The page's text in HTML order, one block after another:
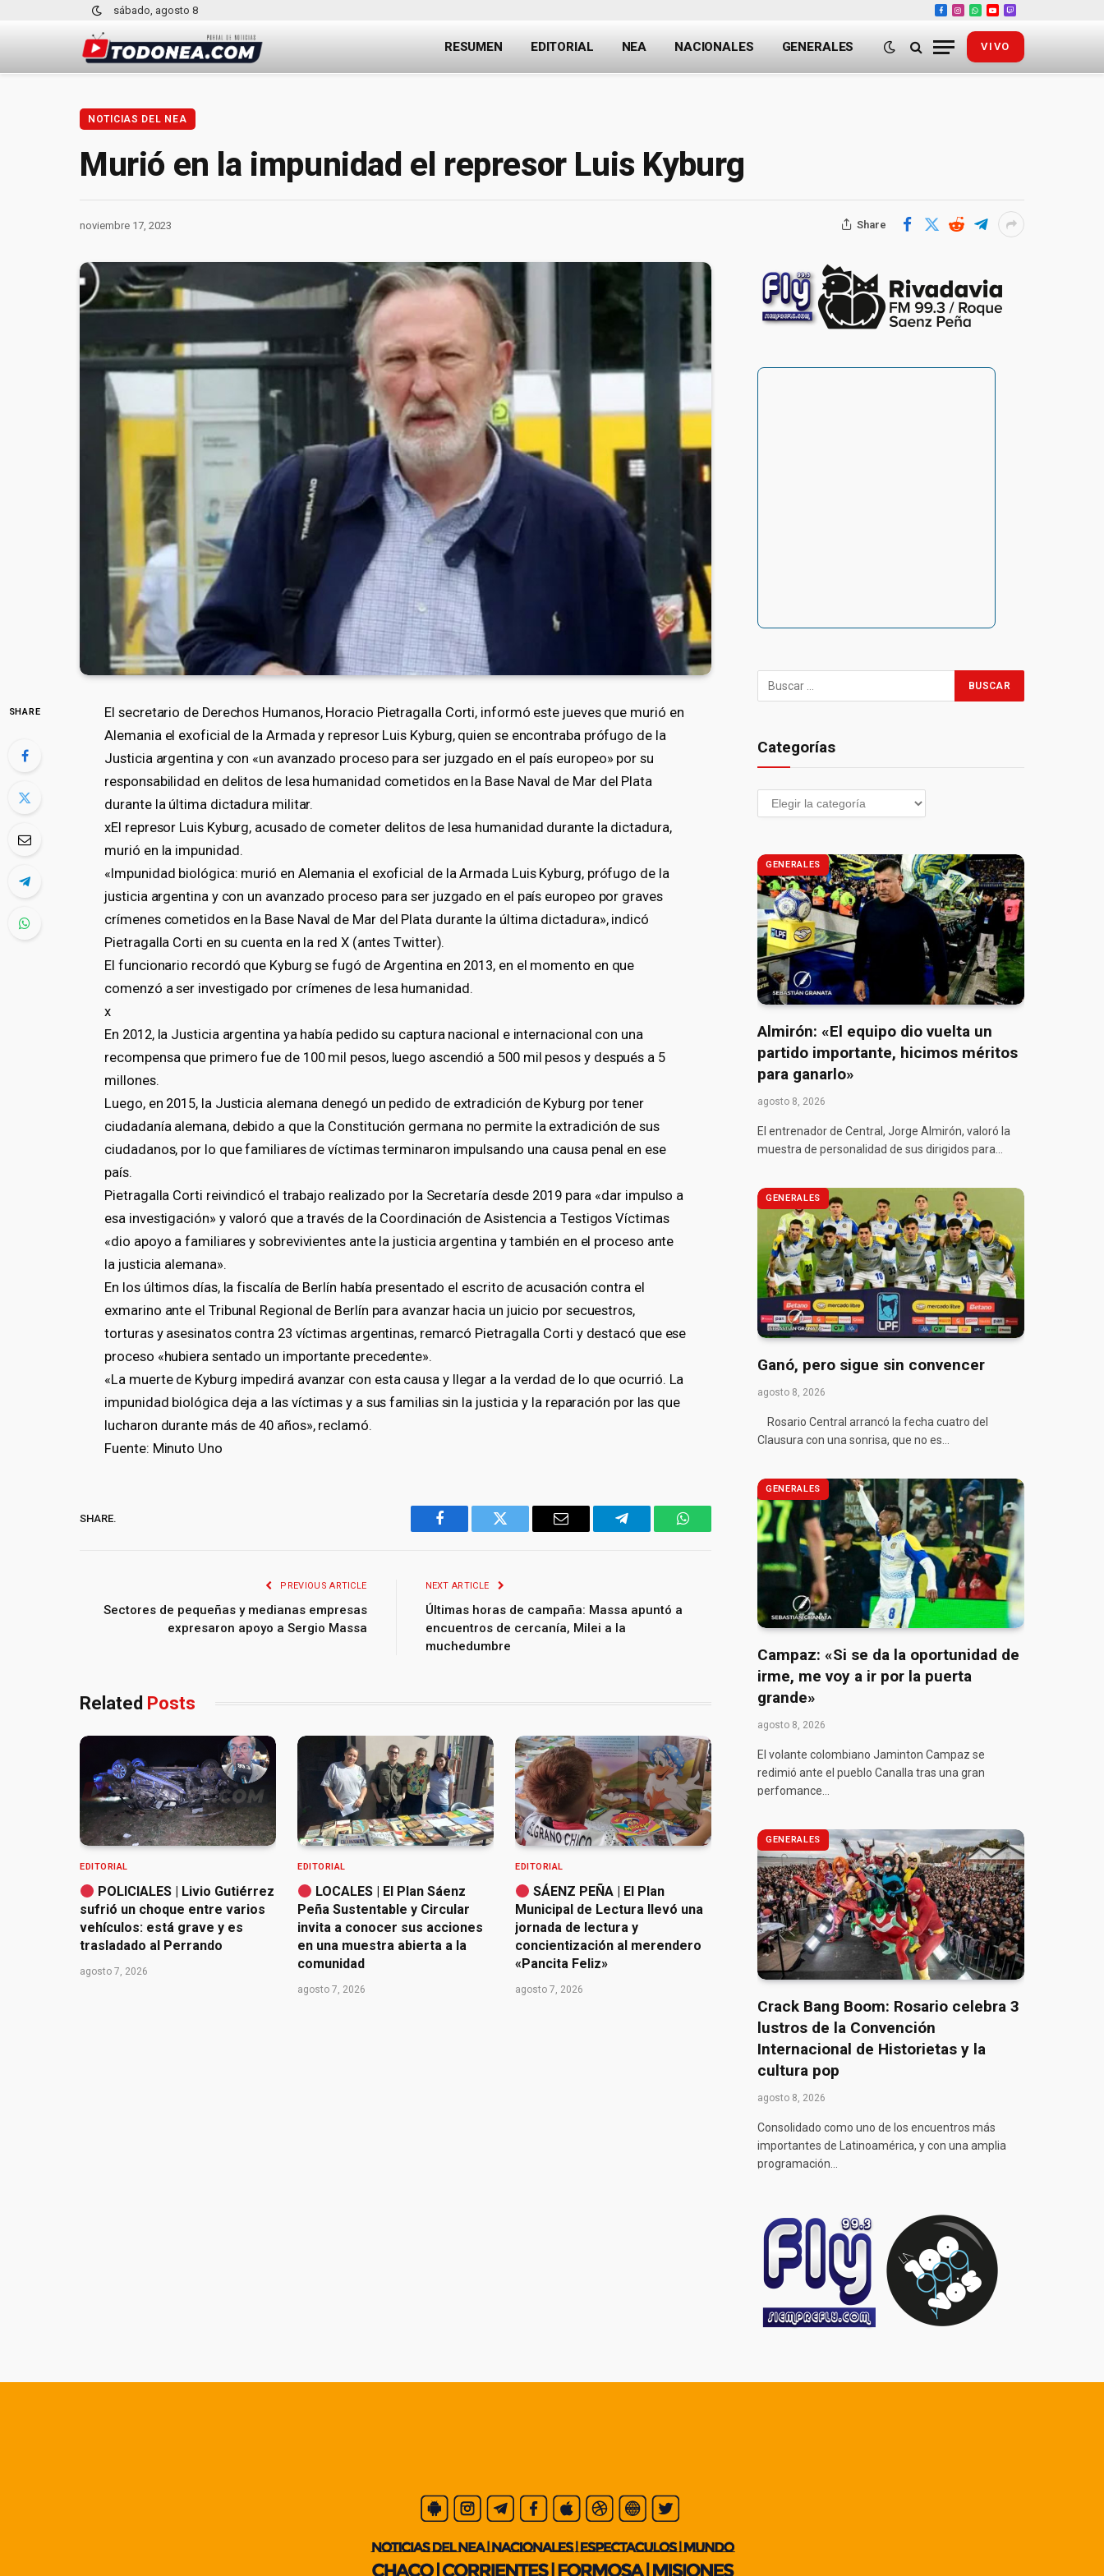
sábado, agosto 8
Facebook
Instagram
WhatsApp
YouTube
Twitch
RESUMEN EDITORIAL NEA NACIONALES GENERALES VIVO
NOTICIAS DEL NEA
Murió en la impunidad el represor Luis Kyburg
noviembre 17, 2023 Share
SHARE
El secretario de Derechos Humanos, Horacio Pietragalla Corti, informó este jueves que murió en
Alemania el exoficial de la Armada y represor Luis Kyburg, quien se encontraba prófugo de la
Justicia argentina y con «un avanzado proceso para ser juzgado en el país europeo» por su
responsabilidad en delitos de lesa humanidad cometidos en la Base Naval de Mar del Plata
durante la última dictadura militar.
xEl represor Luis Kyburg, acusado de cometer delitos de lesa humanidad durante la dictadura,
murió en la impunidad.
«Impunidad biológica: murió en Alemania el exoficial de la Armada Luis Kyburg, prófugo de la
justicia argentina y con un avanzado proceso para ser juzgado en el país europeo por graves
crímenes cometidos en la Base Naval de Mar del Plata durante la última dictadura», indicó
Pietragalla Corti en su cuenta en la red X (antes Twitter).
El funcionario recordó que Kyburg se fugó de Argentina en 2013, en el momento en que
comenzó a ser investigado por crímenes de lesa humanidad.
x
En 2012, la Justicia argentina ya había pedido su captura nacional e internacional con una
recompensa que primero fue de 100 mil pesos, luego ascendió a 500 mil pesos y después a 5
millones.
Luego, en 2015, la Justicia alemana denegó un pedido de extradición de Kyburg por tener
ciudadanía alemana, debido a que la Constitución germana no permite la extradición de sus
ciudadanos, por lo que familiares de víctimas terminaron impulsando una causa penal en ese
país.
Pietragalla Corti reivindicó el trabajo realizado por la Secretaría desde 2019 para «dar impulso a
esa investigación» y valoró que a través de la Coordinación de Asistencia a Testigos Víctimas
«dio apoyo a familiares y sobrevivientes ante la justicia argentina y también en el proceso ante
la justicia alemana».
En los últimos días, la fiscalía de Berlín había presentado el escrito de acusación contra el
exmarino ante el Tribunal Regional de Berlín para avanzar hacia un juicio por secuestros,
torturas y asesinatos contra 23 víctimas argentinas, remarcó Pietragalla Corti y destacó que ese
proceso «hubiera sentado un importante precedente».
«La muerte de Kyburg impedirá avanzar con esta causa y llegar a la verdad de lo que ocurrió. La
impunidad biológica deja a las víctimas y a sus familias sin la justicia y la reparación por las que
lucharon durante más de 40 años», reclamó.
Fuente: Minuto Uno
SHARE.
Facebook Twitter Email Telegram WhatsApp
PREVIOUS ARTICLE
Sectores de pequeñas y medianas empresas
expresaron apoyo a Sergio Massa
NEXT ARTICLE
Últimas horas de campaña: Massa apuntó a
encuentros de cercanía, Milei a la
muchedumbre
Related Posts
EDITORIAL
POLICIALES | Livio Gutiérrez
sufrió un choque entre varios
vehículos: está grave y es
trasladado al Perrando
agosto 7, 2026
EDITORIAL
LOCALES | El Plan Sáenz
Peña Sustentable y Circular
invita a conocer sus acciones
en una muestra abierta a la
comunidad
agosto 7, 2026
EDITORIAL
SÁENZ PEÑA | El Plan
Municipal de Lectura llevó una
jornada de lectura y
concientización al merendero
«Pancita Feliz»
agosto 7, 2026
Categorías
GENERALES
Almirón: «El equipo dio vuelta un
partido importante, hicimos méritos
para ganarlo»
agosto 8, 2026
El entrenador de Central, Jorge Almirón, valoró la
muestra de personalidad de sus dirigidos para…
GENERALES
Ganó, pero sigue sin convencer
agosto 8, 2026
Rosario Central arrancó la fecha cuatro del
Clausura con una sonrisa, que no es…
GENERALES
Campaz: «Si se da la oportunidad de
irme, me voy a ir por la puerta
grande»
agosto 8, 2026
El volante colombiano Jaminton Campaz se
redimió ante el pueblo Canalla tras una gran
perfomance…
GENERALES
Crack Bang Boom: Rosario celebra 3
lustros de la Convención
Internacional de Historietas y la
cultura pop
agosto 8, 2026
Consolidado como uno de los encuentros más
importantes de Latinoamérica, y con una amplia
programación…